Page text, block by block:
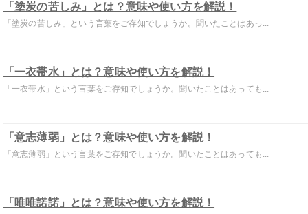
「塗炭の苦しみ」とは？意味や使い方を解説！
「塗炭の苦しみ」という言葉をご存知でしょうか。聞いたことはあっ...
「一衣帯水」とは？意味や使い方を解説！
「一衣帯水」という言葉をご存知でしょうか。聞いたことはあっても...
「意志薄弱」とは？意味や使い方を解説！
「意志薄弱」という言葉をご存知でしょうか。聞いたことはあっても...
「唯唯諾諾」とは？意味や使い方を解説！